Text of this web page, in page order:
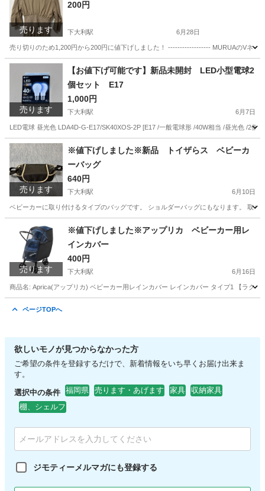
売ります
200円
下大利駅 6月28日
売り切りのため1,200円から200円に値下げしました！ ------------------ MURUAのVネ
福岡 大野城市 下大利駅 ワンピース ベージュ
売ります
【お値下げ可能です】新品未開封 LED小型電球2
個セット E17
1,000円
下大利駅 6月7日
LED電球 昼光色 LDA4D-G-E17/SK40XOS-2P [E17 /一般電球形 /40W相当 /昼光色 /2
福岡 大野城市 下大利駅 生活家電
売ります
※値下げしました※新品 トイザらス ベビーカ
ーバッグ
640円
下大利駅 6月10日
ベビーカーに取り付けるタイプのバッグです。 ショルダーバッグにもなります。 取
大野城市 下大利駅 ベビー用品
売ります
※値下げしました※アップリカ ベビーカー用レ
インカバー
400円
下大利駅 6月16日
商品名: Aprica(アップリカ) ベビーカー用レインカバー レインカバー タイプ1 【ラク
ページTOPへ
欲しいモノが見つからなかった方
ご希望の条件を登録するだけで、新着情報をいち早くお届け出来ま
す。
選択中の条件 福岡県 売ります・あげます 家具
収納家具
棚、シェルフ
ジモティーメルマガにも登録する